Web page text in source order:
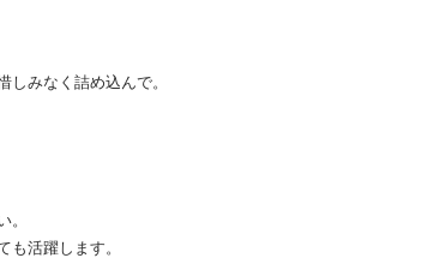
みなく詰め込んで。
活躍します。